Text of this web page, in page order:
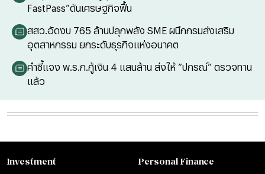
FastPass”ดันเศรษฐกิจฟื้น
สสว.อัดงบ 765 ล้านปลุกพลัง SME ผนึกกรมส่งเสริม
อุตสาหกรรม ยกระดับธุรกิจแห่งอนาคต
คำชี้แจง พ.ร.ก.กู้เงิน 4 แสนล้าน ส่งให้ “ปกรณ์” ตรวจทาน
แล้ว
Investment Personal Finance